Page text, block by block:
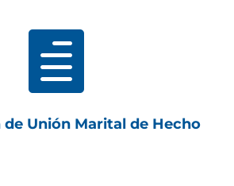

de Unión Marital de Hecho